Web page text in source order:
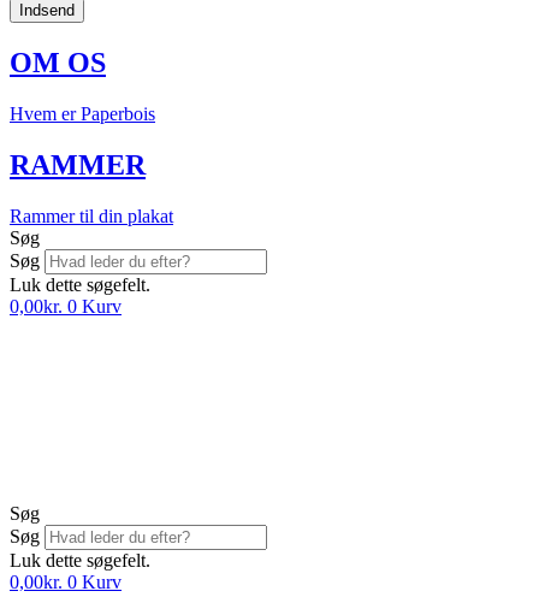
Indsend
OM OS
Hvem er Paperbois
RAMMER
Rammer til din plakat
Søg
Søg
Luk dette søgefelt.
0,00kr. 0 Kurv
Søg
Søg
Luk dette søgefelt.
0,00kr. 0 Kurv